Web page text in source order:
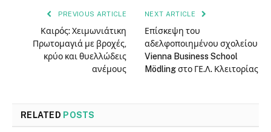
PREVIOUS ARTICLE
Καιρός: Χειμωνιάτικη
Πρωτομαγιά με βροχές,
κρύο και θυελλώδεις
ανέμους
NEXT ARTICLE
Επίσκεψη του
αδελφοποιημένου σχολείου
Vienna Business School
Mödling στο ΓΕ.Λ. Κλειτορίας
RELATED POSTS